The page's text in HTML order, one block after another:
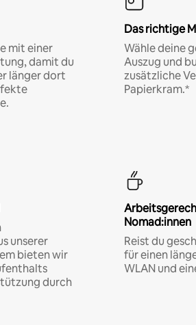
mit einer
damit du
länger dort
Das richtige
Wähle deine
Auszug und
zusätzliche
Papierkram.*
unserer
bieten wir
durch
Nomad:innen
Reist du
für einen
WLAN und